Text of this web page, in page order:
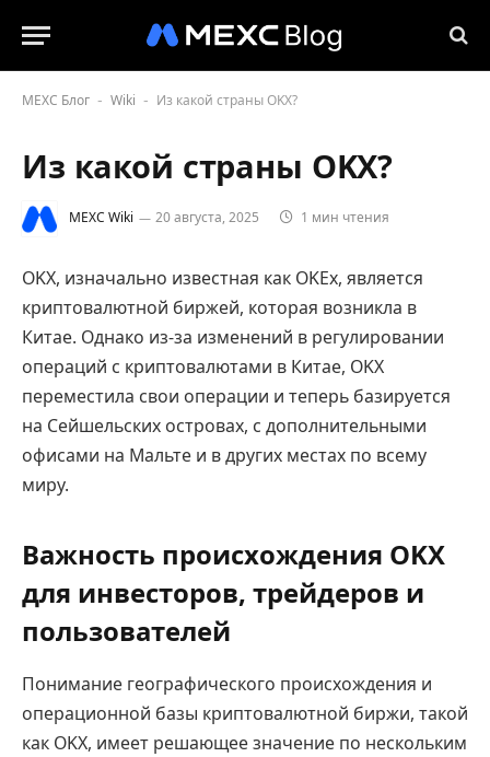
MEXC Блог - Wiki - Из какой страны OKX?
Из какой страны OKX?
MEXC Wiki 20 августа, 2025 1 мин чтения
OKX, изначально известная как OKEx, является
криптовалютной биржей, которая возникла в
Китае. Однако из-за изменений в регулировании
операций с криптовалютами в Китае, OKX
переместила свои операции и теперь базируется
на Сейшельских островах, с дополнительными
офисами на Мальте и в других местах по всему
миру.
Важность происхождения OKX
для инвесторов, трейдеров и
пользователей
Понимание географического происхождения и
операционной базы криптовалютной биржи, такой
как OKX, имеет решающее значение по нескольким